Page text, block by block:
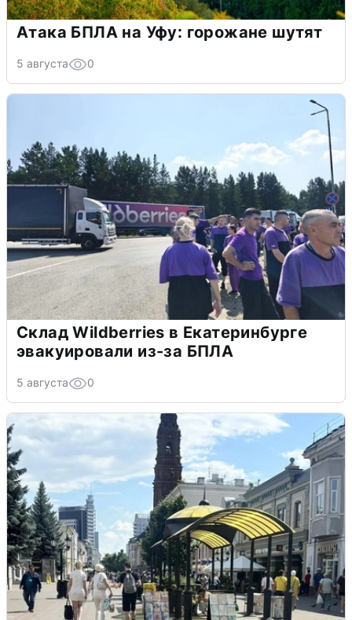
Атака БПЛА на Уфу: горожане шутят
5 августа 0
Склад Wildberries в Екатеринбурге
эвакуировали из-за БПЛА
5 августа 0